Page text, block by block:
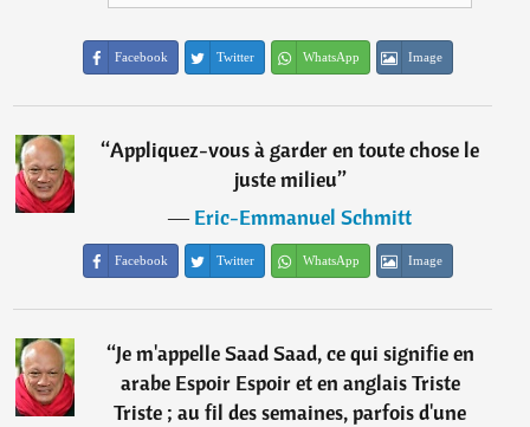
Facebook Twitter WhatsApp Image
“Appliquez-vous à garder en toute chose le
juste milieu”
―Eric-Emmanuel Schmitt
Facebook Twitter WhatsApp Image
“Je m'appelle Saad Saad, ce qui signifie en
arabe Espoir Espoir et en anglais Triste
Triste ; au fil des semaines, parfois d'une